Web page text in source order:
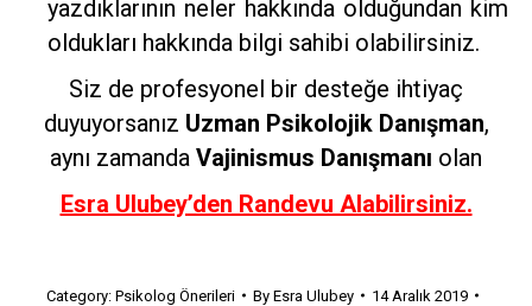
yazdıklarının neler hakkında olduğundan kim
oldukları hakkında bilgi sahibi olabilirsiniz.
Siz de profesyonel bir desteğe ihtiyaç
duyuyorsanız Uzman Psikolojik Danışman,
aynı zamanda Vajinismus Danışmanı olan
Esra Ulubey’den Randevu Alabilirsiniz.
Category: Psikolog Önerileri By Esra Ulubey
14 Aralık 2019